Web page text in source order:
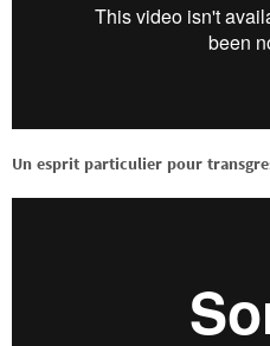
Un esprit particulier pour